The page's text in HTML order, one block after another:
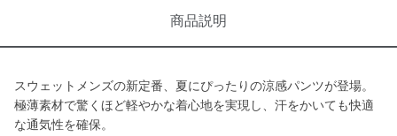
商品説明
スウェットメンズの新定番、夏にぴったりの涼感パンツが登場。
極薄素材で驚くほど軽やかな着心地を実現し、汗をかいても快適
な通気性を確保。